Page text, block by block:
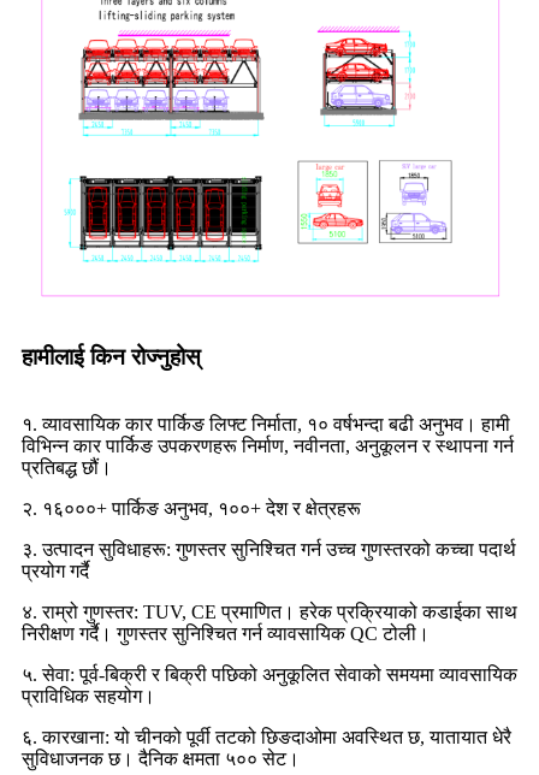
हामीलाई किन रोज्नुहोस्
१. व्यावसायिक कार पार्किङ लिफ्ट निर्माता, १० वर्षभन्दा बढी अनुभव। हामी
विभिन्न कार पार्किङ उपकरणहरू निर्माण, नवीनता, अनुकूलन र स्थापना गर्न
प्रतिबद्ध छौं।
२. १६०००+ पार्किङ अनुभव, १००+ देश र क्षेत्रहरू
३. उत्पादन सुविधाहरू: गुणस्तर सुनिश्चित गर्न उच्च गुणस्तरको कच्चा पदार्थ
प्रयोग गर्दै
४. राम्रो गुणस्तर: TUV, CE प्रमाणित। हरेक प्रक्रियाको कडाईका साथ
निरीक्षण गर्दै। गुणस्तर सुनिश्चित गर्न व्यावसायिक QC टोली।
५. सेवा: पूर्व-बिक्री र बिक्री पछिको अनुकूलित सेवाको समयमा व्यावसायिक
प्राविधिक सहयोग।
६. कारखाना: यो चीनको पूर्वी तटको छिङदाओमा अवस्थित छ, यातायात धेरै
सुविधाजनक छ। दैनिक क्षमता ५०० सेट।